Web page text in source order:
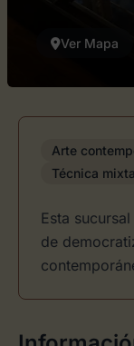
Ver Mapa
Arte
Técnica mixta
Esta
de